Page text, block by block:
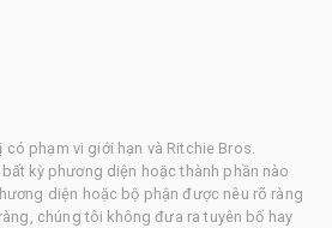
phạm vi giới hạn và Ritchie Bros.
kỳ phương diện hoặc thành phần nào
diện hoặc bộ phận được nêu rõ ràng
chúng tôi không đưa ra tuyên bố hay